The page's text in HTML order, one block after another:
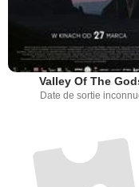
Valley Of The
Date de sortie